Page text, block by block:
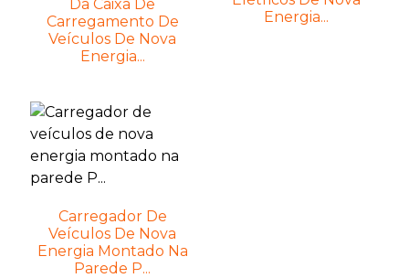
Da Caixa De
Carregamento De
Veículos De Nova
Energia...
Energia...
Carregador De
Veículos De Nova
Energia Montado Na
Parede P...